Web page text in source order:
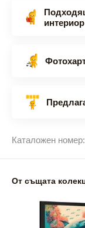
интериор
Каталожен
От същата